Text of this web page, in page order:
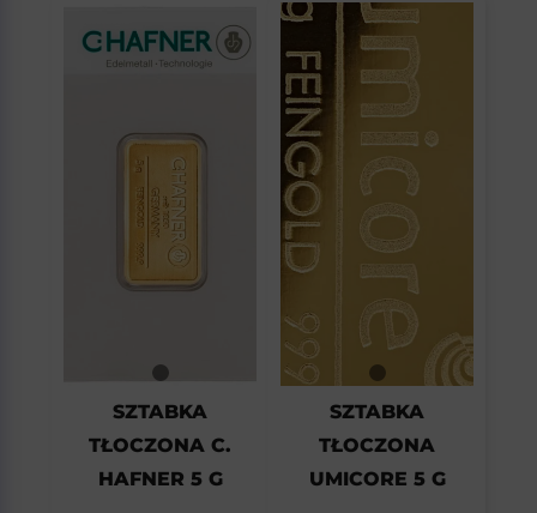
SZTABKA
TŁOCZONA C.
HAFNER 5 G
SZTABKA
TŁOCZONA
UMICORE 5 G